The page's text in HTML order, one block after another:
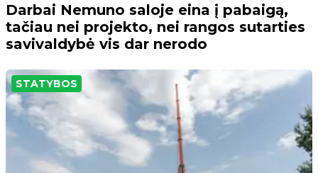
Darbai Nemuno saloje eina į pabaigą,
tačiau nei projekto, nei rangos sutarties
savivaldybė vis dar nerodo
STATYBOS